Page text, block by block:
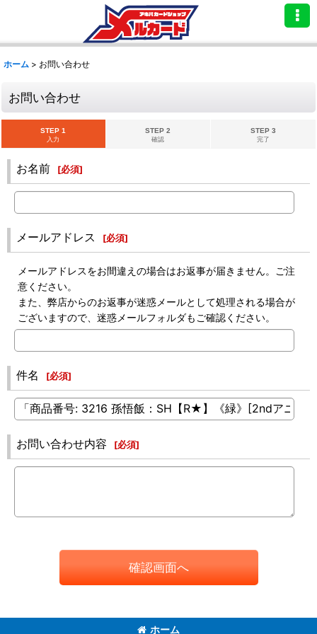
ホーム > お問い合わせ
お問い合わせ
STEP 1
入力
STEP 2
確認
STEP 3
完了
お名前 [必須]
メールアドレス [必須]
メールアドレスをお間違えの場合はお返事が届きません。ご注
意ください。
また、弊店からのお返事が迷惑メールとして処理される場合が
ございますので、迷惑メールフォルダもご確認ください。
件名 [必須]
お問い合わせ内容 [必須]
確認画面へ
ホーム